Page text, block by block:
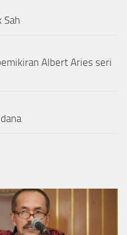
Sah
Albert Aries seri